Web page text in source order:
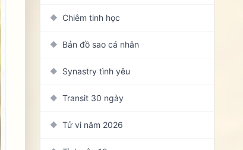
◆ Chiêm tinh học
◆ Bản đồ sao cá nhân
◆ Synastry tình yêu
◆ Transit 30 ngày
◆ Tử vi năm 2026